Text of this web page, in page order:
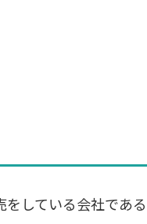
している会社であ